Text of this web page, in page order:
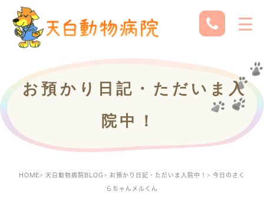
お預かり日記・ただいま入
院中！
HOME 天白動物病院BLOG お預かり日記・ただいま入院中！ 今日のさく
らちゃんメルくん